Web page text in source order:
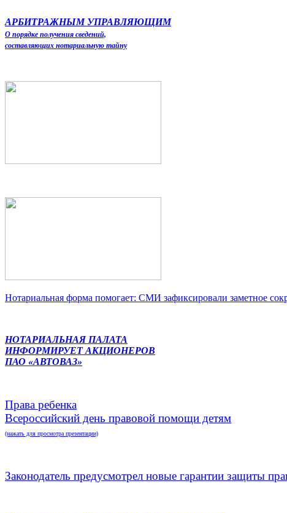
АРБИТРАЖНЫМ УПРАВЛЯЮЩИМ
О порядке получения сведений,
составляющих нотариальную тайну
Нотариальная форма помогает: СМИ зафиксировали заметное
НОТАРИАЛЬНАЯ ПАЛАТА
ИНФОРМИРУЕТ АКЦИОНЕРОВ
ПАО «АВТОВАЗ»
Права ребенка
Всероссийский день правовой помощи детям
(нажать для просмотра презентации)
Законодатель предусмотрел новые гарантии защиты